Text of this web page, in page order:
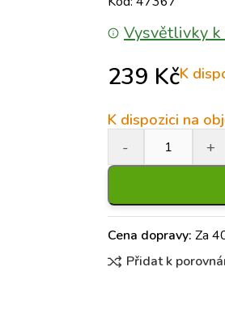
Vysvětlivky
239 KčK
K dispozici na
Cena dopravy: Za
Přidat k